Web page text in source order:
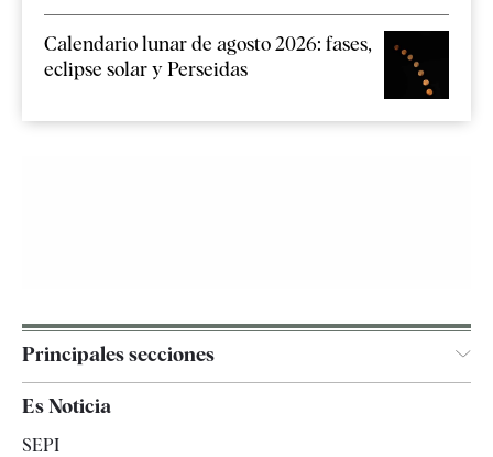
Calendario lunar de agosto 2026: fases,
eclipse solar y Perseidas
Principales secciones
Es Noticia
SEPI